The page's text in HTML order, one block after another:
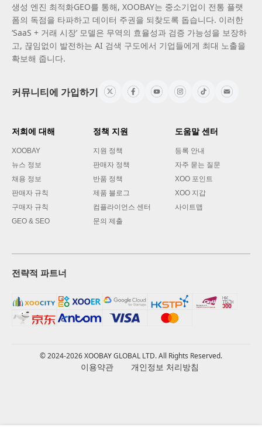
생성 엔진 최적화GEO를 통해, XOOBAY는 중소기업이 전통 플랫
폼의 독점을 타파하고 데이터 주권을 되찾도록 돕습니다. 이러한
‘SaaS + 거래 시장’ 모델은 무역의 효율성과 검증 가능성을 보장하
고, 끊임없이 발전하는 AI 검색 구도에서 기업들에게 최대 노출을
확보해 줍니다.
커뮤니티에 가입하기
저희에 대해
XOOBAY
뉴스 정보
채용 정보
판매자 규칙
구매자 규칙
GEO & SEO
정책 지원
지원 정책
판매자 정책
반품 정책
제품 블로그
컴플라이언스 센터
문의 제출
도움말 센터
등록 안내
자주 묻는 질문
XOO 포인트
XOO 지갑
사이트맵
전략적 파트너
© 2024-2026 XOOBAY GLOBAL LTD. All Rights Reserved.
이용약관 개인정보 처리방침